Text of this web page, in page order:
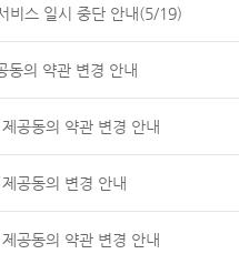
비스 일시 중단 안내(5/19)
동의 약관 변경 안내
자 제공동의 약관 변경 안내
공동의 변경 안내
자 제공동의 약관 변경 안내